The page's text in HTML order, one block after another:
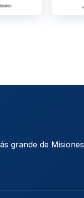
grande de Misiones